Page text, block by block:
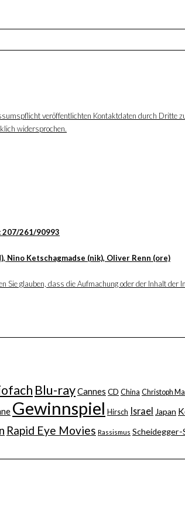
veröffentlichten Kontaktdaten durch Dritte
widersprochen.
207/261/90993
Nino Ketschagmadse (nik), Oliver Renn (ore)
Sie glauben, dass die Aufmachung oder der Inhalt
Blu-rayCannes CD China Christoph
Gewinnspiel Hirsch Israel Japan
Rapid Eye Movies Rassismus Scheidegger-